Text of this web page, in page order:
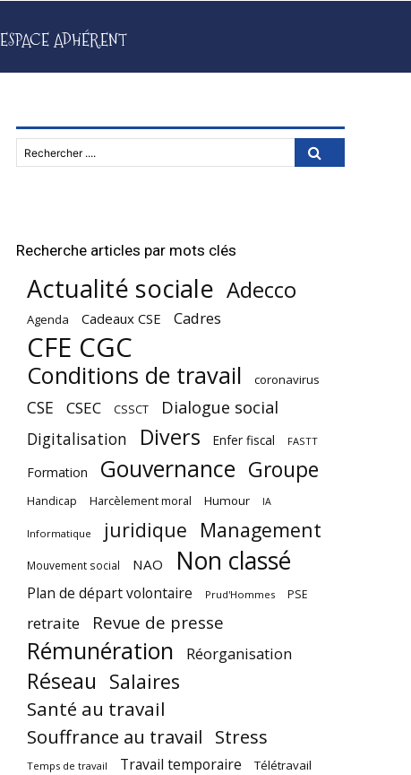
ESPACE ADHÉRENT
Rechercher ....
Recherche articles par mots clés
Actualité sociale Adecco
Agenda Cadeaux CSE Cadres
CFE CGC
Conditions de travail coronavirus
CSE CSEC CSSCT
Dialogue social
Digitalisation
Divers Enfer fiscal FASTT
Formation Gouvernance Groupe
Handicap Harcèlement moral Humour IA
Informatique juridique Management
Mouvement social NAO Non classé
Plan de départ volontaire Prud'Hommes PSE
retraite Revue de presse
Rémunération Réorganisation
Réseau Salaires
Santé au travail
Souffrance au travail Stress
Temps de travail Travail temporaire Télétravail